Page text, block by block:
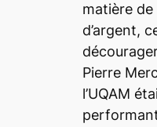
matière
d’argent,
Pierre
l’UQAM